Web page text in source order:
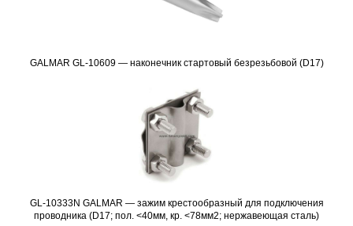
Подробнее
GALMAR GL-10609 — наконечник стартовый безрезьбовой (D17)
Подробнее
GL-10333N GALMAR — зажим крестообразный для подключения
проводника (D17; пол. <40мм, кр. <78мм2; нержавеющая сталь)